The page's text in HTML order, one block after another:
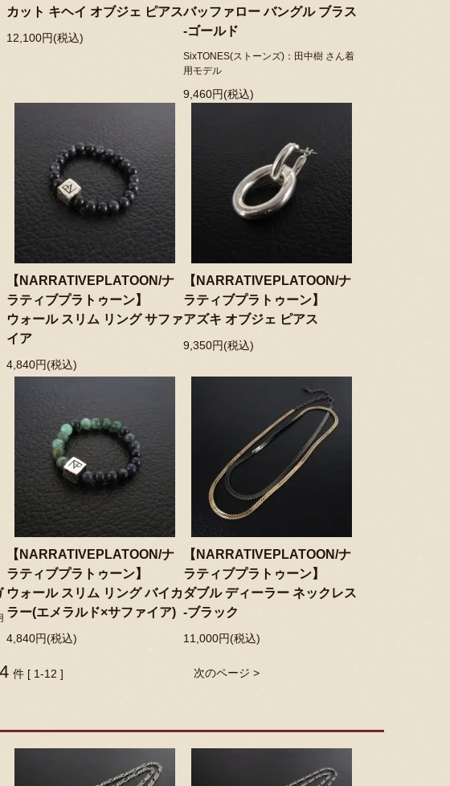
カット キヘイ オブジェ ピアス
12,100円(税込)
バッファロー バングル ブラス
-ゴールド
SixTONES(ストーンズ)：田中樹 さん着
用モデル
9,460円(税込)
【NARRATIVEPLATOON/ナ
ラティブプラトゥーン】
ウォール スリム リング サファ
イア
4,840円(税込)
【NARRATIVEPLATOON/ナ
ラティブプラトゥーン】
アズキ オブジェ ピアス
9,350円(税込)
【NARRATIVEPLATOON/ナ
ラティブプラトゥーン】
ウォール スリム リング バイカ
ラー(エメラルド×サファイア)
4,840円(税込)
【NARRATIVEPLATOON/ナ
ラティブプラトゥーン】
ダブル ディーラー ネックレス
-ブラック
11,000円(税込)
次のページ >
件 [ 1-12 ]